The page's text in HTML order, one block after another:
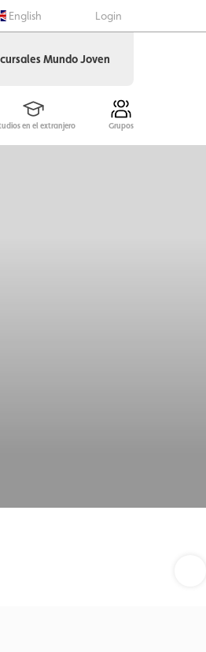
English Login
Mundo Joven
en el extranjero Grupos